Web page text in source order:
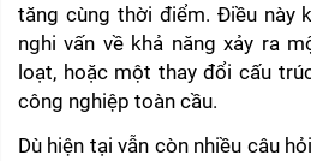
tăng cùng thời điểm. Điều này
nghi vấn về khả năng xảy ra
loạt, hoặc một thay đổi cấu
công nghiệp toàn cầu.
Dù hiện tại vẫn còn nhiều câu